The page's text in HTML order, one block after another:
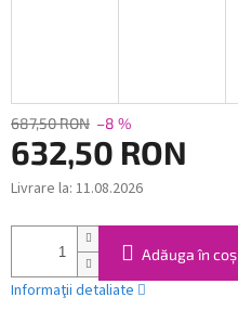
687,50 RON –8 %
632,50 RON
Evaluare
Livrare la: 11.08.2026
Adăuga în coş
Informaţii detaliate